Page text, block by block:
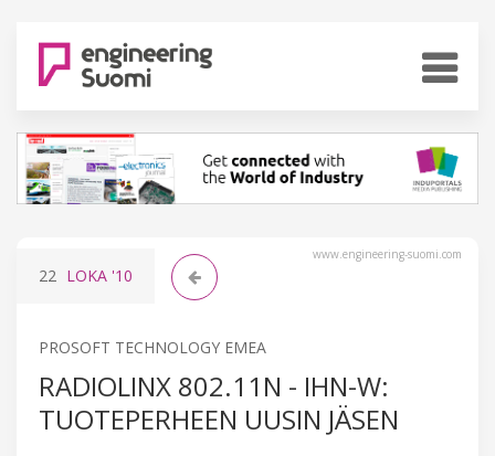
www.engineering-suomi.com
22 LOKA '10
PROSOFT TECHNOLOGY EMEA
RADIOLINX 802.11N - IHN-W:
TUOTEPERHEEN UUSIN JÄSEN